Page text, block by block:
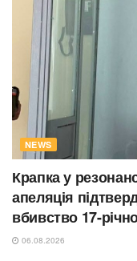
NEWS
Крапка у
апеляція
вбивство 17-
06.08.2026